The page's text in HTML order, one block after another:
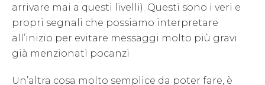
arrivare mai a questi livelli). Questi sono i veri e
propri segnali che possiamo interpretare
all’inizio per evitare messaggi molto più gravi
già menzionati pocanzi
Un’altra cosa molto semplice da poter fare, è